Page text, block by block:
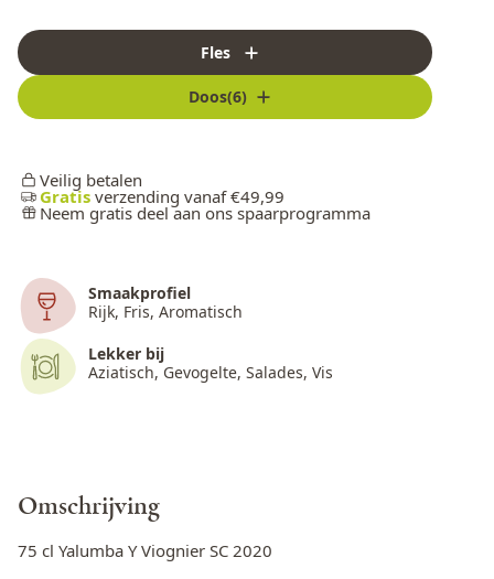
Fles
Doos(6)
Veilig betalen
Gratis verzending vanaf €49,99
Neem gratis deel aan ons spaarprogramma
Smaakprofiel
Rijk, Fris, Aromatisch
Lekker bij
Aziatisch, Gevogelte, Salades, Vis
Omschrijving
75 cl Yalumba Y Viognier SC 2020